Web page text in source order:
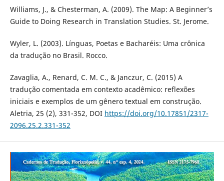
Williams, J., & Chesterman, A. (2009). The Map: A Beginner’s
Guide to Doing Research in Translation Studies. St. Jerome.
Wyler, L. (2003). Línguas, Poetas e Bacharéis: Uma crônica
da tradução no Brasil. Rocco.
Zavaglia, A., Renard, C. M. C., & Janczur, C. (2015) A
tradução comentada em contexto acadêmico: reflexões
iniciais e exemplos de um gênero textual em construção.
Aletria, 25 (2), 331-352, DOI https://doi.org/10.17851/2317-
2096.25.2.331-352